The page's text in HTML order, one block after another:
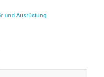
und Ausrüstung